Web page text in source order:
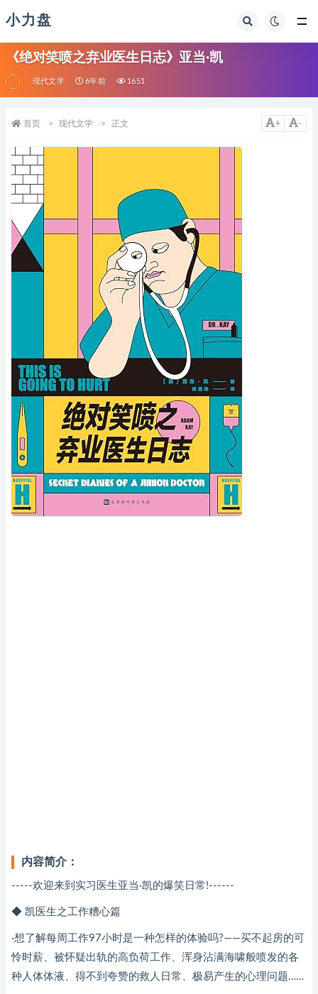
小力盘
《绝对笑喷之弃业医生日志》亚当·凯
现代文学 6年前 1651
+ -
首页 现代文学 正文
内容简介：
-----欢迎来到实习医生亚当·凯的爆笑日常!------
◆ 凯医生之工作糟心篇
·想了解每周工作97小时是一种怎样的体验吗?——买不起房的可
怜时薪、被怀疑出轨的高负荷工作、浑身沾满海啸般喷发的各
种人体体液、得不到夸赞的救人日常、极易产生的心理问题……